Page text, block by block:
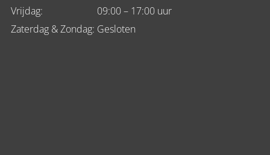
Vrijdag:
09:00 – 17:00 uur
Zaterdag & Zondag: Gesloten